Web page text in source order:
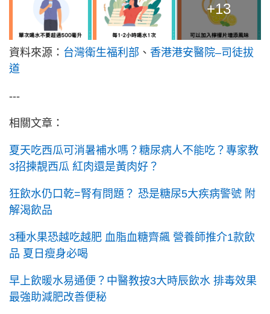
+13
資料來源： 台灣衛生福利部 、 香港港安醫院–司徒拔
道
---
相關文章：
夏天吃西瓜可消暑補水嗎？糖尿病人不能吃？專家教
3招揀靚西瓜 紅肉還是黃肉好？
狂飲水仍口乾=腎有問題？ 恐是糖尿5大疾病警號 附
解渴飲品
3種水果恐越吃越肥 血脂血糖齊飆 營養師推介1款飲
品 夏日瘦身必喝
早上飲暖水易通便？中醫教按3大時辰飲水 排毒效果
最強助減肥改善便秘